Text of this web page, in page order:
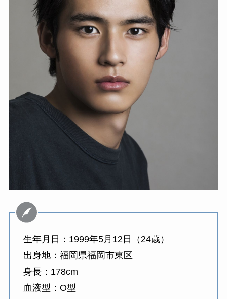
生年月日：1999年5月12日（24歳）
出身地：福岡県福岡市東区
身長：178cm
血液型：O型